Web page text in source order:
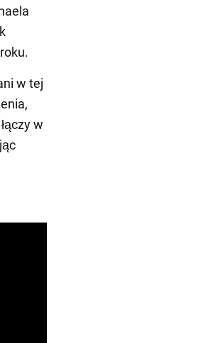
w tej
w